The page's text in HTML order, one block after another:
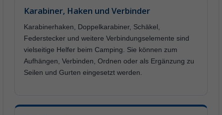
Karabiner, Haken und Verbinder
Karabinerhaken, Doppelkarabiner, Schäkel,
Federstecker und weitere Verbindungselemente sind
vielseitige Helfer beim Camping. Sie können zum
Aufhängen, Verbinden, Ordnen oder als Ergänzung zu
Seilen und Gurten eingesetzt werden.